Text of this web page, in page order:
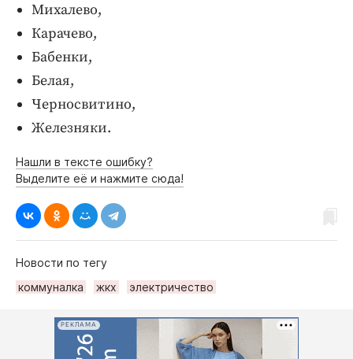
Михалево,
Карачево,
Бабенки,
Белая,
Черносвитино,
Железняки.
Нашли в тексте ошибку?
Выделите её и нажмите сюда!
Новости по тегу
коммуналка
жкх электричество
РЕКЛАМА